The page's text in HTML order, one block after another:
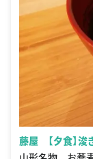
藤屋 【夕食】浚